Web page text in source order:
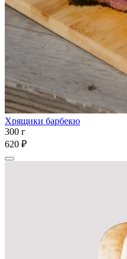
Хрящики барбекю
300 г
620 ₽